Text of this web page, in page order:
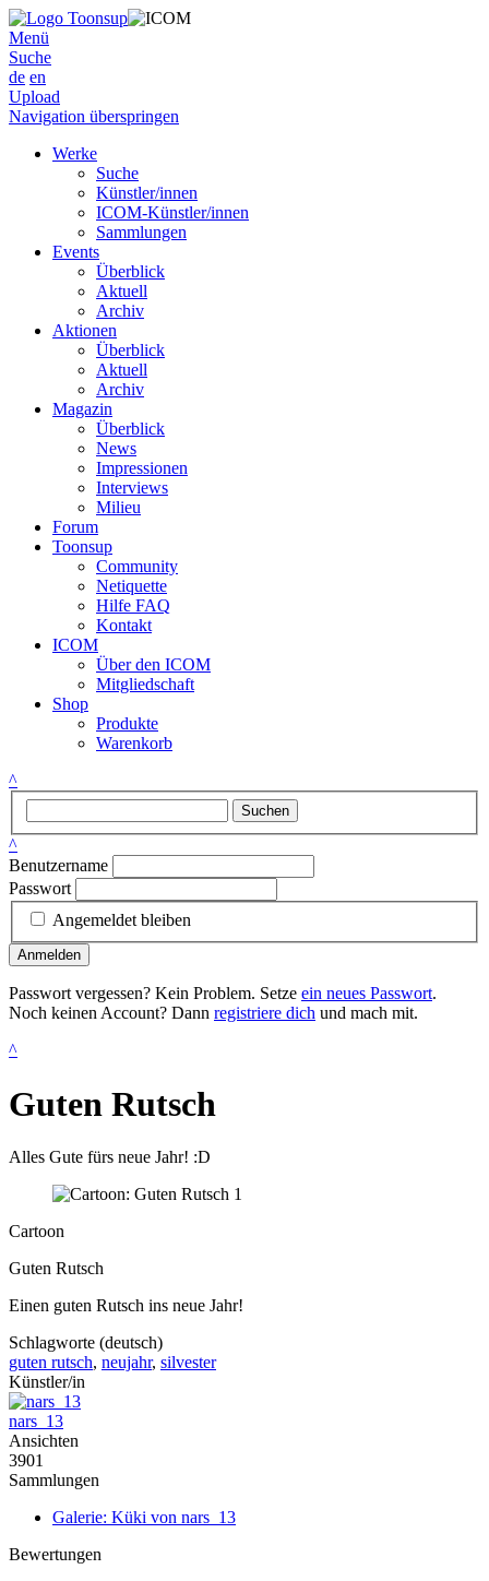
Menü
Suche
de en
Upload
Navigation überspringen
Werke
Suche
Künstler/innen
ICOM-Künstler/innen
Sammlungen
Events
Überblick
Aktuell
Archiv
Aktionen
Überblick
Aktuell
Archiv
Magazin
Überblick
News
Impressionen
Interviews
Milieu
Forum
Toonsup
Community
Netiquette
Hilfe FAQ
Kontakt
ICOM
Über den ICOM
Mitgliedschaft
Shop
Produkte
Warenkorb
^
Suchen
^
Benutzername
Passwort
Angemeldet bleiben
Anmelden
Passwort vergessen? Kein Problem. Setze ein neues Passwort.
Noch keinen Account? Dann registriere dich und mach mit.
^
Guten Rutsch
Alles Gute fürs neue Jahr! :D
Cartoon
Guten Rutsch
Einen guten Rutsch ins neue Jahr!
Schlagworte (deutsch)
guten rutsch, neujahr, silvester
Künstler/in
nars_13
Ansichten
3901
Sammlungen
Galerie: Küki von nars_13
Bewertungen